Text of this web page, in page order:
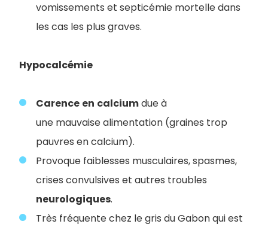
vomissements et septicémie mortelle dans
les cas les plus graves.
Hypocalcémie
Carence en calciumdue à
une mauvaise alimentation (graines trop
pauvres en calcium).
Provoque faiblesses musculaires, spasmes,
crises convulsives et autres troubles
neurologiques.
Très fréquente chez le gris du Gabon qui est